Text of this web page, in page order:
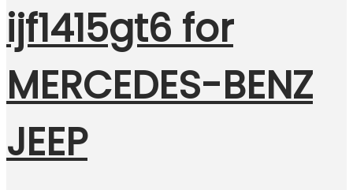
ijf1415gt6 for
MERCEDES-BENZ
JEEP